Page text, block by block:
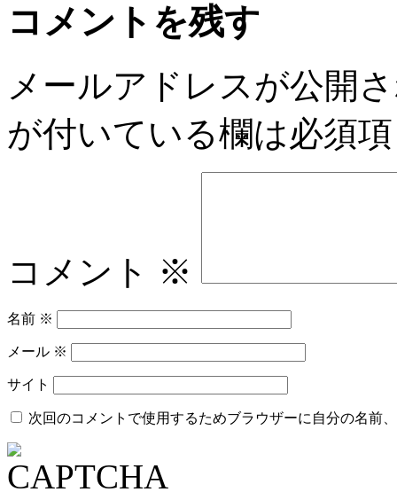
コメントを残す
メールアドレスが公開
が付いている欄は必須
コメント ※
名前 ※
メール ※
サイト
次回のコメントで使用するためブラウザーに自分の名前